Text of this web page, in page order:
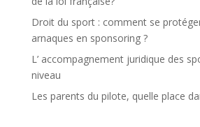
Droit du sport : comment se
arnaques en sponsoring ?
L’ accompagnement juridique des
niveau
Les parents du pilote, quelle place